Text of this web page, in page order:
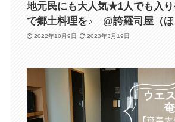
地元民にも大人気★1人でも入
で郷土料理を♪ @誇羅司屋（ほ
2022年10月9日 2023年3月19日